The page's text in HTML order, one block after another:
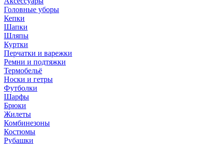
Головные уборы
Кепки
Шапки
Шляпы
Куртки
Перчатки и варежки
Ремни и подтяжки
Термобельё
Носки и гетры
Футболки
Шарфы
Брюки
Жилеты
Комбинезоны
Костюмы
Рубашки